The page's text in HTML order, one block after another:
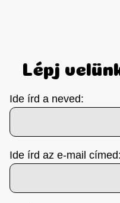
Lépj
Ide írd a neved:
Ide írd az e-mail címed: